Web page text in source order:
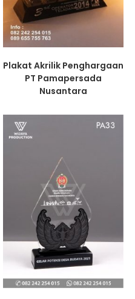
Plakat Akrilik Penghargaan
PT Pamapersada
Nusantara